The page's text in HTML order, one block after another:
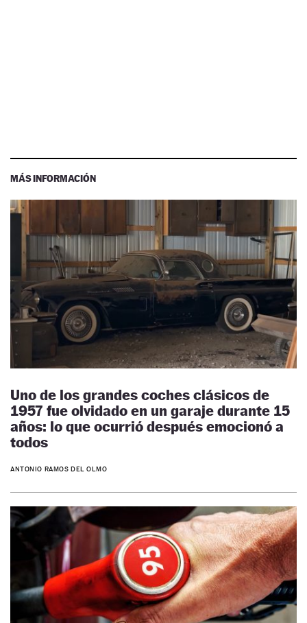
MÁS INFORMACIÓN
Uno de los grandes coches clásicos de
1957 fue olvidado en un garaje durante 15
años: lo que ocurrió después emocionó a
todos
ANTONIO RAMOS DEL OLMO